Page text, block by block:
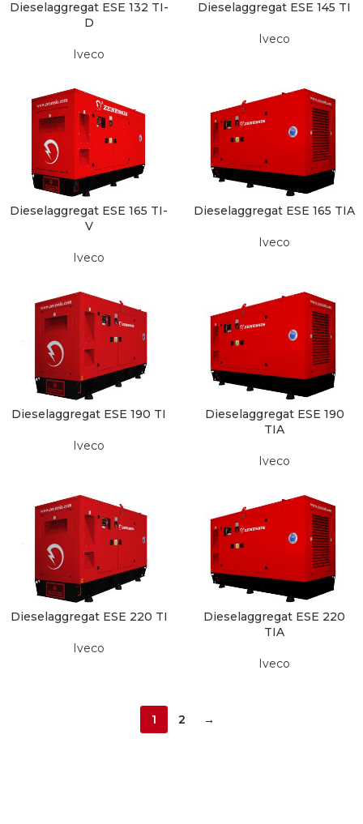
Dieselaggregat ESE 132 TI-
D
Iveco
Dieselaggregat ESE 145 TI
Iveco
Dieselaggregat ESE 165 TI-
V
Iveco
Dieselaggregat ESE 165 TIA
Iveco
Dieselaggregat ESE 190 TI
Iveco
Dieselaggregat ESE 190
TIA
Iveco
Dieselaggregat ESE 220 TI
Iveco
Dieselaggregat ESE 220
TIA
Iveco
1 2 →